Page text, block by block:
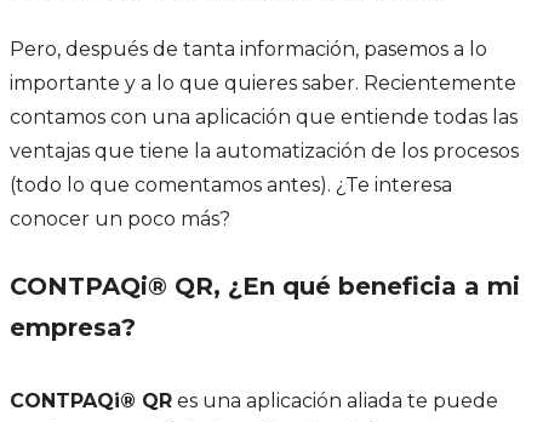
Pero, después de tanta información, pasemos a lo
importante y a lo que quieres saber. Recientemente
contamos con una aplicación que entiende todas las
ventajas que tiene la automatización de los procesos
(todo lo que comentamos antes). ¿Te interesa
conocer un poco más?
CONTPAQi® QR, ¿En qué beneficia a mi
empresa?
CONTPAQi® QR es una aplicación aliada te puede